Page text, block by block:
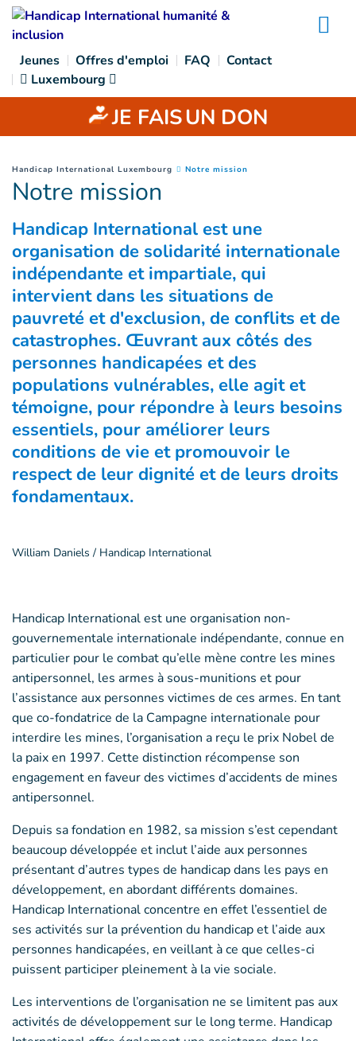
Goto main content
Jeunes Offres d'emploi FAQ
Contact
Luxembourg
JE FAISUN DON
You are here :
Handicap International Luxembourg Notre mission
Notre mission
Handicap International est une
organisation de solidarité internationale
indépendante et impartiale, qui
intervient dans les situations de
pauvreté et d'exclusion, de conflits et de
catastrophes. Œuvrant aux côtés des
personnes handicapées et des
populations vulnérables, elle agit et
témoigne, pour répondre à leurs besoins
essentiels, pour améliorer leurs
conditions de vie et promouvoir le
respect de leur dignité et de leurs droits
fondamentaux.
William Daniels / Handicap International
Handicap International est une organisation non-
gouvernementale internationale indépendante, connue en
particulier pour le combat qu’elle mène contre les mines
antipersonnel, les armes à sous-munitions et pour
l’assistance aux personnes victimes de ces armes. En tant
que co-fondatrice de la Campagne internationale pour
interdire les mines, l’organisation a reçu le prix Nobel de
la paix en 1997. Cette distinction récompense son
engagement en faveur des victimes d’accidents de mines
antipersonnel.
Depuis sa fondation en 1982, sa mission s’est cependant
beaucoup développée et inclut l’aide aux personnes
présentant d’autres types de handicap dans les pays en
développement, en abordant différents domaines.
Handicap International concentre en effet l’essentiel de
ses activités sur la prévention du handicap et l’aide aux
personnes handicapées, en veillant à ce que celles-ci
puissent participer pleinement à la vie sociale.
Les interventions de l’organisation ne se limitent pas aux
activités de développement sur le long terme. Handicap